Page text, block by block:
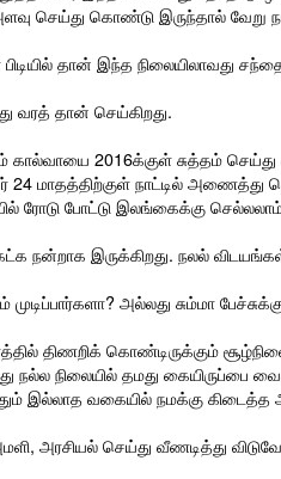
செய்து கொண்டு இருந்தால் வேறு
தான் இந்த நிலையிலாவது
வரத் தான் செய்கிறது.
2016க்குள் சுத்தம் செய்து
மாதத்திற்குள் நாட்டில் அணைத்து
ரோடு போட்டு இலங்கைக்கு
நன்றாக இருக்கிறது. நலல்
அல்லது சும்மா
திணறிக் கொண்டிருக்கும்
நல்ல நிலையில் தமது
இல்லாத வகையில் நமக்கு கிடைத்த
அரசியல் செய்து வீணடித்து